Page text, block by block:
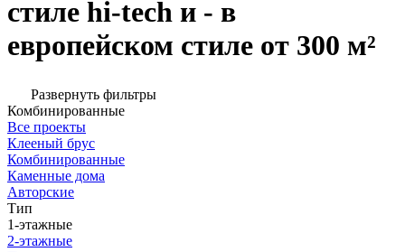
стиле hi-tech и - в
европейском стиле от 300 м²
Развернуть фильтры
Комбинированные
Все проекты
Клееный брус
Комбинированные
Каменные дома
Авторские
Тип
1-этажные
2-этажные